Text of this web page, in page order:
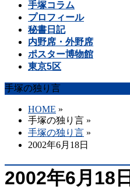
手塚コラム
プロフィール
秘書日記
内野席・外野席
ポスター博物館
東京5区
手塚の独り言
HOME »
手塚の独り言 »
手塚の独り言 »
2002年6月18日
2002年6月18日